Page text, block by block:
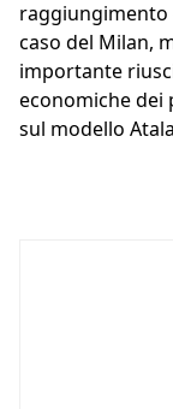
raggiungimento
caso del Milan,
importante
economiche dei
sul modello